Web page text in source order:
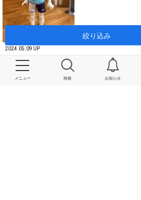
メニュー 検索 お知らせ
絞り込み
2024.05.09 UP
SHIPS KIDS 阪急うめだ
田中 / cm